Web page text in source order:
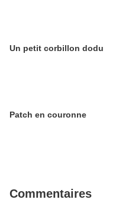
Un petit corbillon dodu
Patch en couronne
Commentaires